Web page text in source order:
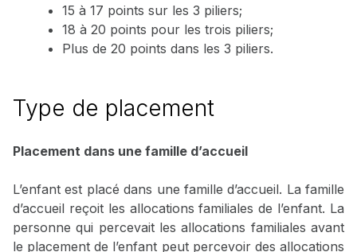
15 à 17 points sur les 3 piliers;
18 à 20 points pour les trois piliers;
Plus de 20 points dans les 3 piliers.
Type de placement
Placement dans une famille d’accueil
L’enfant est placé dans une famille d’accueil. La famille
d’accueil reçoit les allocations familiales de l’enfant. La
personne qui percevait les allocations familiales avant
le placement de l’enfant peut percevoir des allocations